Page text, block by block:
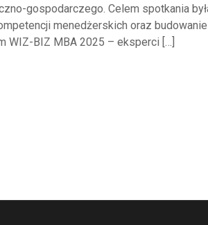
gospodarczego. Celem spotkania
menedżerskich oraz
WIZ-BIZ MBA 2025 – eksperci […]